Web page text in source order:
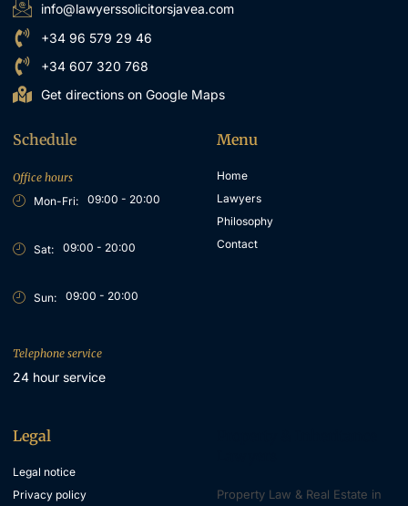
info@lawyerssolicitorsjavea.com
+34 96 579 29 46
+34 607 320 768
Get directions on Google Maps
Schedule
Office hours
Mon-Fri:
09:00 - 20:00
Sat: 09:00 - 20:00
Sun: 09:00 - 20:00
Telephone service
24 hour service
Menu
Home
Lawyers
Philosophy
Contact
Legal
Legal notice
Privacy policy
Property Law & Real Estate in